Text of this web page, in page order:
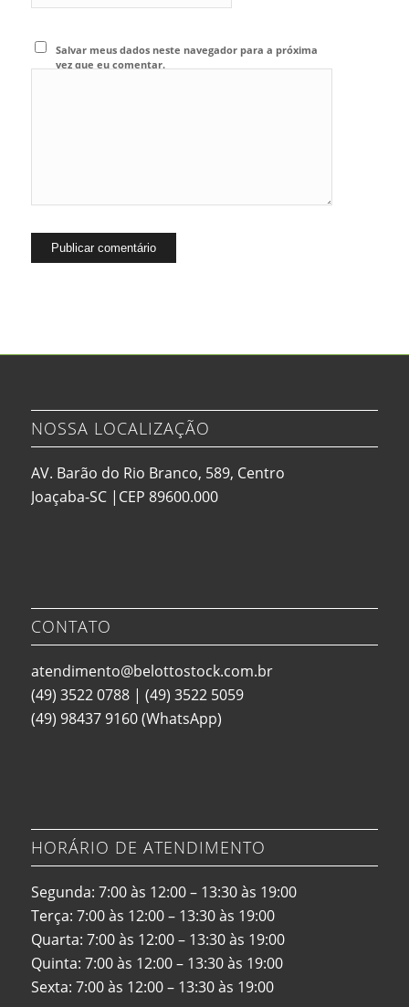
Salvar meus dados neste navegador para a próxima
vez que eu comentar.
NOSSA LOCALIZAÇÃO
AV. Barão do Rio Branco, 589, Centro
Joaçaba-SC |CEP 89600.000
CONTATO
atendimento@belottostock.com.br
(49) 3522 0788| (49) 3522 5059
(49) 98437 9160(WhatsApp)
HORÁRIO DE ATENDIMENTO
Segunda: 7:00 às 12:00 – 13:30 às 19:00
Terça: 7:00 às 12:00 – 13:30 às 19:00
Quarta: 7:00 às 12:00 – 13:30 às 19:00
Quinta: 7:00 às 12:00 – 13:30 às 19:00
Sexta: 7:00 às 12:00 – 13:30 às 19:00